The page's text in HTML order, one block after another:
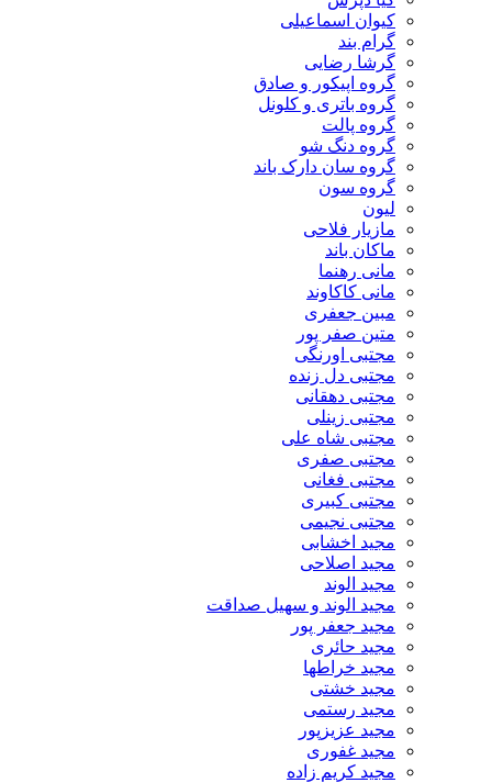
کیوان اسماعیلی
گرام بند
گرشا رضایی
گروه اپیکور و صادق
گروه باتری و کلونل
گروه پالت
گروه دنگ شو
گروه سان دارک باند
گروه سون
لیون
مازیار فلاحی
ماکان باند
مانی رهنما
مانی کاکاوند
مبین جعفری
متین صفر پور
مجتبی اورنگی
مجتبی دل زنده
مجتبی دهقانی
مجتبی زینلی
مجتبی شاه علی
مجتبی صفری
مجتبی فغانی
مجتبی کبیری
مجتبی نجیمی
مجید اخشابی
مجید اصلاحی
مجید الوند‎
مجید الوند و سهیل صداقت
مجید جعفر پور
مجید حائری
مجید خراطها
مجید خشتی
مجید رستمی
مجید عزیزپور
مجید غفوری
مجید کریم زاده